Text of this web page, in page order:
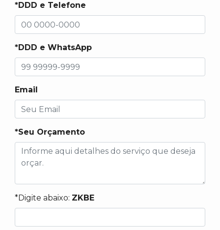
*DDD e Telefone
*DDD e WhatsApp
Email
*Seu Orçamento
*Digite abaixo: ZKBE